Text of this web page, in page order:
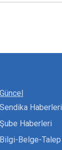
Güncel
Sendika Haberleri
Şube Haberleri
Bilgi-Belge-Talep